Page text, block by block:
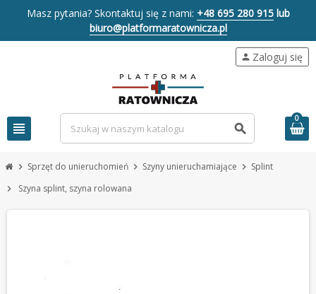
Masz pytania? Skontaktuj się z nami: +48 695 280 915lub
biuro@platformaratownicza.pl
view_headline search
person Zaloguj się
0
chevron_right Sprzęt do unieruchomień chevron_right Szyny unieruchamiające chevron_right Splint
chevron_right Szyna splint, szyna rolowana